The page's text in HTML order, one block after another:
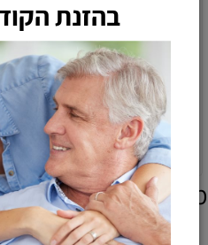
חיתול מידה S של חברת
שיקמה
הוספה לסל
מוצרים אחרונים